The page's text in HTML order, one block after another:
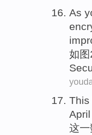
As
如图
This
April
这一